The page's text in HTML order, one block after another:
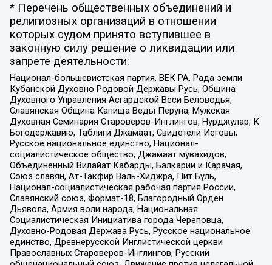
* Перечень общественных объединений и
религиозных организаций в отношении
которых судом принято вступившее в
законную силу решение о ликвидации или
запрете деятельности:
Национал-большевистская партия, ВЕК РА, Рада земли
Кубанской Духовно Родовой Державы Русь, Община
Духовного Управления Асгардской Веси Беловодья,
Славянская Община Капища Веды Перуна, Мужская
Духовная Семинария Староверов-Инглингов, Нурджулар, К
Богодержавию, Таблиги Джамаат, Свидетели Иеговы,
Русское национальное единство, Национал-
социалистическое общество, Джамаат мувахидов,
Объединенный Вилайат Кабарды, Балкарии и Карачая,
Союз славян, Ат-Такфир Валь-Хиджра, Пит Буль,
Национал-социалистическая рабочая партия России,
Славянский союз, Формат-18, Благородный Орден
Дьявола, Армия воли народа, Национальная
Социалистическая Инициатива города Череповца,
Духовно-Родовая Держава Русь, Русское национальное
единство, Древнерусской Инглистической церкви
Православных Староверов-Инглингов, Русский